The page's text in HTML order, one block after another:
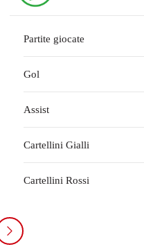
Partite giocate
Gol
Assist
Cartellini Gialli
Cartellini Rossi